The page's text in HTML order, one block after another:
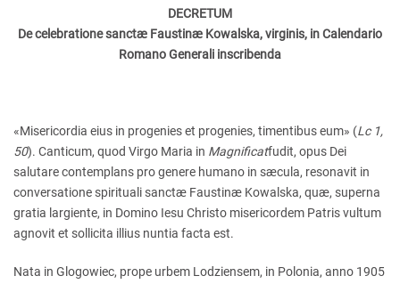
DECRETUM
De celebratione sanctæ Faustinæ Kowalska, virginis, in Calendario
Romano Generali inscribenda
«Misericordia eius in progenies et progenies, timentibus eum» (Lc 1,
50). Canticum, quod Virgo Maria in Magnificatfudit, opus Dei
salutare contemplans pro genere humano in sæcula, resonavit in
conversatione spirituali sanctæ Faustinæ Kowalska, quæ, superna
gratia largiente, in Domino Iesu Christo misericordem Patris vultum
agnovit et sollicita illius nuntia facta est.
Nata in Glogowiec, prope urbem Lodziensem, in Polonia, anno 1905